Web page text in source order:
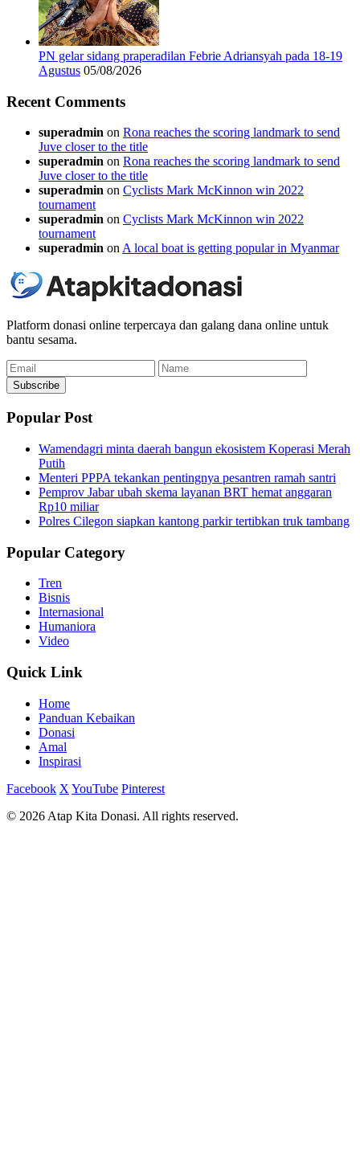
PN gelar sidang praperadilan Febrie Adriansyah pada 18-19
Agustus 05/08/2026
Recent Comments
superadmin on Rona reaches the scoring landmark to send
Juve closer to the title
superadmin on Rona reaches the scoring landmark to send
Juve closer to the title
superadmin on Cyclists Mark McKinnon win 2022
tournament
superadmin on Cyclists Mark McKinnon win 2022
tournament
superadmin on A local boat is getting popular in Myanmar
Platform donasi online terpercaya dan galang dana online untuk
bantu sesama.
Email
Name
Subscribe
Popular Post
Wamendagri minta daerah bangun ekosistem Koperasi Merah
Putih
Menteri PPPA tekankan pentingnya pesantren ramah santri
Pemprov Jabar ubah skema layanan BRT hemat anggaran
Rp10 miliar
Polres Cilegon siapkan kantong parkir tertibkan truk tambang
Popular Category
Tren
Bisnis
Internasional
Humaniora
Video
Quick Link
Home
Panduan Kebaikan
Donasi
Amal
Inspirasi
Facebook X YouTube Pinterest
© 2026 Atap Kita Donasi. All rights reserved.